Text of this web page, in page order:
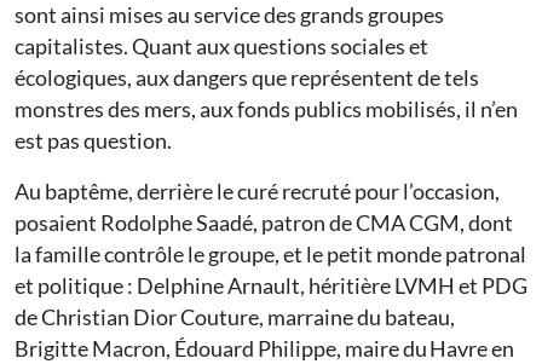
sont ainsi mises au service des grands groupes
capitalistes. Quant aux questions sociales et
écologiques, aux dangers que représentent de tels
monstres des mers, aux fonds publics mobilisés, il n’en
est pas question.
Au baptême, derrière le curé recruté pour l’occasion,
posaient Rodolphe Saadé, patron de CMA CGM, dont
la famille contrôle le groupe, et le petit monde patronal
et politique : Delphine Arnault, héritière LVMH et PDG
de Christian Dior Couture, marraine du bateau,
Brigitte Macron, Édouard Philippe, maire du Havre en